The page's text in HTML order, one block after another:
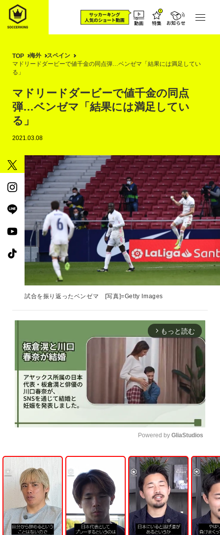
TOP 海外
スペイン
マドリードダービーで値千金の同点弾…ベンゼマ「結果には満足してい
る」
マドリードダービーで値千金の同点
弾…ベンゼマ「結果には満足してい
る」
2021.03.08
試合を振り返ったベンゼマ [写真]=Getty Images
arrow_forward_ios もっと読む
U
n
m
u
t
e
Powered by GliaStudios